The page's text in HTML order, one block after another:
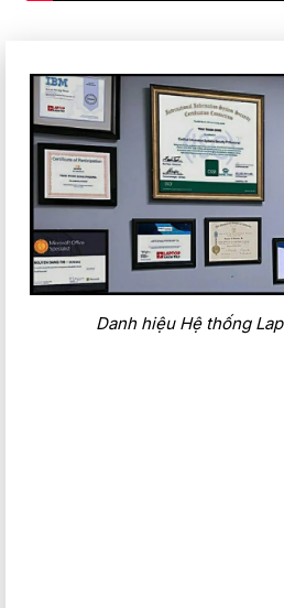
Danh hiệu Hệ thống